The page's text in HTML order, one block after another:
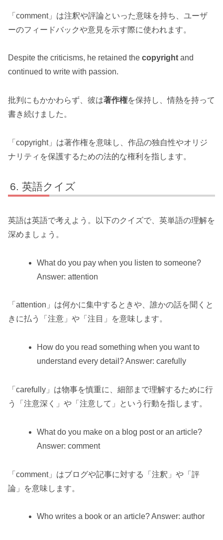
「comment」は注釈や評論といった意味を持ち、ユーザ
ーのフィードバックや意見を示す際に使われます。
Despite the criticisms, he retained the copyright and
continued to write with passion.
批判にもかかわらず、彼は著作権を保持し、情熱を持って
書き続けました。
「copyright」は著作権を意味し、作品の独自性やオリジ
ナリティを保護するための法的な権利を指します。
英語クイズ
英語は英語で考えよう。以下のクイズで、英単語の理解を
深めましょう。
What do you pay when you listen to someone?
Answer: attention
「attention」は何かに集中するときや、誰かの話を聞くと
きに払う「注意」や「注目」を意味します。
How do you read something when you want to
understand every detail? Answer: carefully
「carefully」は物事を慎重に、細部まで理解するために行
う「注意深く」や「注意して」という行動を指します。
What do you make on a blog post or an article?
Answer: comment
「comment」はブログや記事に対する「注釈」や「評
論」を意味します。
Who writes a book or an article? Answer: author